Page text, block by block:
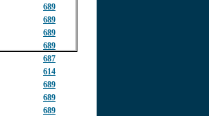
689
689
689
689
687
614
689
689
689